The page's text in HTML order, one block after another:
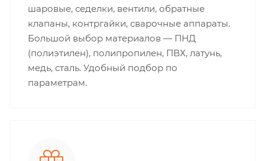
шаровые, седелки, вентили, обратные
клапаны, контргайки, сварочные аппараты.
Большой выбор материалов — ПНД
(полиэтилен), полипропилен, ПВХ, латунь,
медь, сталь. Удобный подбор по
параметрам.